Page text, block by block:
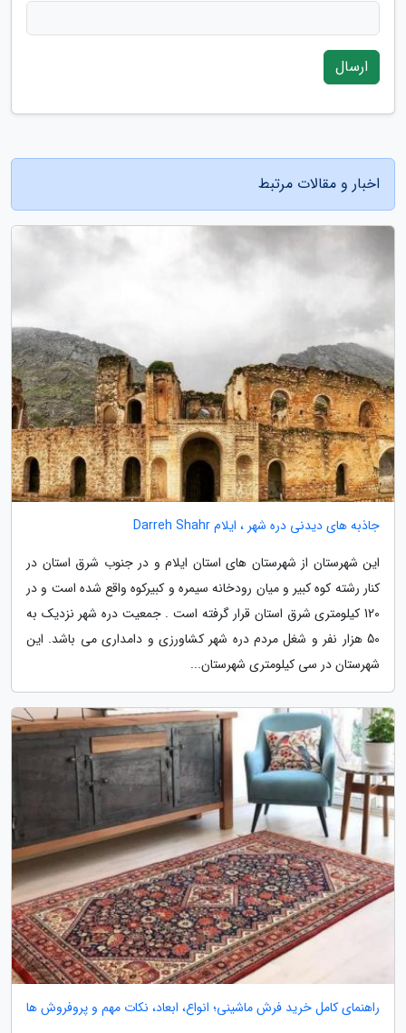
ارسال
اخبار و مقالات مرتبط
جاذبه های دیدنی دره شهر ، ایلام Darreh Shahr
این شهرستان از شهرستان های استان ایلام و در جنوب شرق استان در
کنار رشته کوه کبیر و میان رودخانه سیمره و کبیرکوه واقع شده است و در
120 کیلومتری شرق استان قرار گرفته است . جمعیت دره شهر نزدیک به
50 هزار نفر و شغل مردم دره شهر کشاورزی و دامداری می باشد. این
شهرستان در سی کیلومتری شهرستان...
راهنمای کامل خرید فرش ماشینی؛ انواع، ابعاد، نکات مهم و پروفروش ها